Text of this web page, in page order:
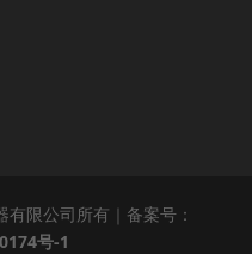
限公司所有｜备案号：
号-1